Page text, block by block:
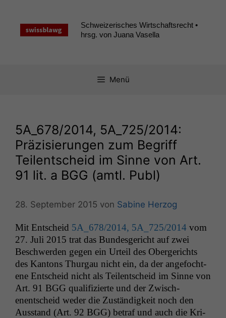
springen
Schweizerisches Wirtschaftsrecht •
hrsg. von Juana Vasella
Menü
5A_678/2014, 5A_725/2014:
Präzisierungen zum Begriff
Teilentscheid im Sinne von Art.
91 lit. a BGG (amtl. Publ)
28. September 2015 von Sabine Herzog
Mit Entscheid 5A_678/2014, 5A_725/2014 vom
27. Juli 2015 trat das Bun­des­gericht auf zwei
Beschw­er­den gegen ein Urteil des Oberg­erichts
des Kan­tons Thur­gau nicht ein, da der ange­focht­
ene Entscheid nicht als Teilentscheid im Sinne von
Art. 91 BGG qual­i­fizierte und der Zwis­ch­
enentscheid wed­er die Zuständigkeit noch den
Aus­stand (Art. 92 BGG) betraf und auch die Kri­